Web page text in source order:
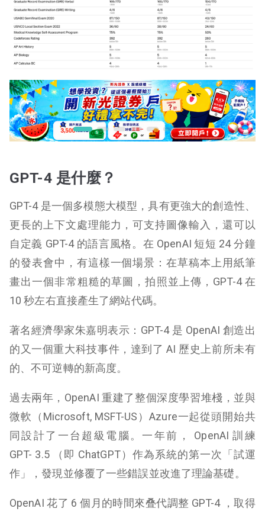
GPT-4 是什麼？
GPT-4 是一個多模態大模型，具有更強大的創造性、
更長的上下文處理能力，可支持圖像輸入，還可以
自定義 GPT-4 的語言風格。在 OpenAI 短短 24 分鐘
的發表會中，有這樣一個場景：在草稿本上用紙筆
畫出一個非常粗糙的草圖，拍照並上傳，GPT-4 在
10 秒左右直接產生了網站代碼。
著名經濟學家朱嘉明表示：GPT-4 是 OpenAI 創造出
的又一個重大科技事件，達到了 AI 歷史上前所未有
的、不可逆轉的新高度。
過去兩年，OpenAI 重建了整個深度學習堆棧，並與
微軟（Microsoft, MSFT-US）Azure一起從頭開始共
同設計了一台超級電腦。一年前， OpenAI 訓練
GPT- 3.5 （即 ChatGPT）作為系統的第一次「試運
作」，發現並修覆了一些錯誤並改進了理論基礎。
OpenAI 花了 6 個月的時間來叠代調整 GPT-4 ，取得